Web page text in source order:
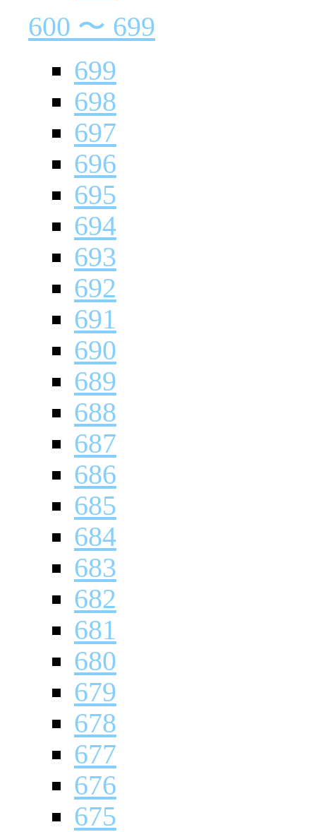
600 〜 699
699
698
697
696
695
694
693
692
691
690
689
688
687
686
685
684
683
682
681
680
679
678
677
676
675